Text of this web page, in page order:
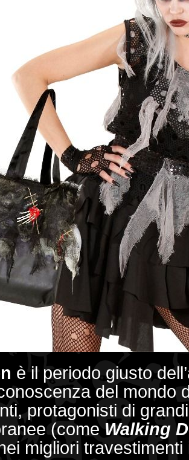
è il periodo giusto
del mondo
protagonisti di
(come Walking
migliori